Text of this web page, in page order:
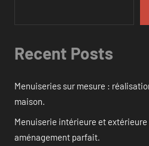
Recent Posts
Menuiseries sur mesure :
maison.
Menuiserie intérieure et
aménagement parfait.